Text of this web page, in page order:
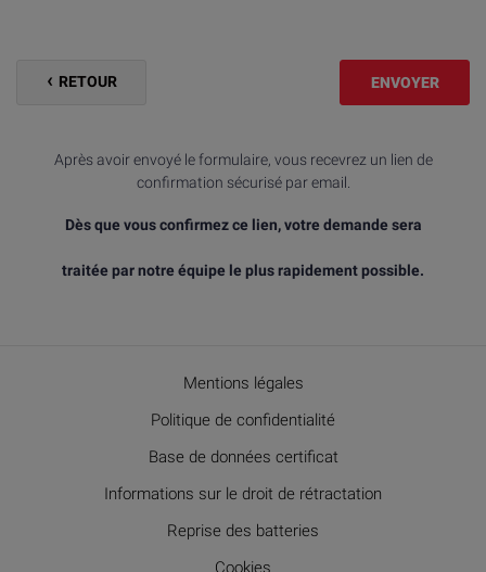
RETOUR ENVOYER
Après avoir envoyé le formulaire, vous recevrez un lien de
confirmation sécurisé par email.
Dès que vous confirmez ce lien, votre demande sera
traitée par notre équipe le plus rapidement possible.
Mentions légales
Politique de confidentialité
Base de données certificat
Informations sur le droit de rétractation
Reprise des batteries
Cookies